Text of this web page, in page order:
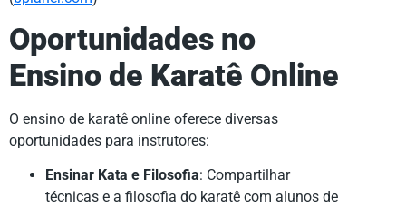
Oportunidades no
Ensino de Karatê Online
O ensino de karatê online oferece diversas
oportunidades para instrutores:
Ensinar Kata e Filosofia: Compartilhar
técnicas e a filosofia do karatê com alunos de